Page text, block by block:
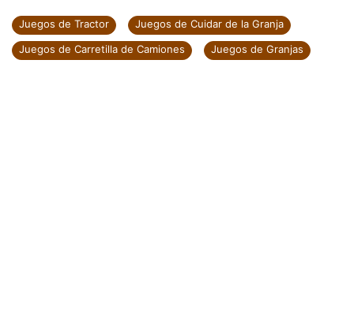
Juegos de Tractor
Juegos de Cuidar de la Granja
Juegos de Carretilla de Camiones
Juegos de Granjas